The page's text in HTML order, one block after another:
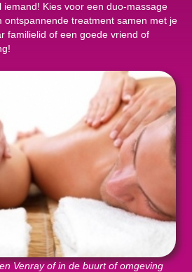
Kies voor een duo-massage
ontspannende treatment samen met je
familielid of een goede vriend of
Venray of in de buurt of omgeving